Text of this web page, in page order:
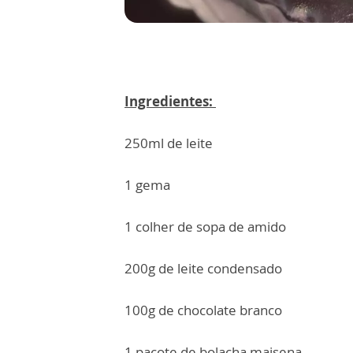
Ingredientes:
250ml de leite
1 gema
1 colher de sopa de amido
200g de leite condensado
100g de chocolate branco